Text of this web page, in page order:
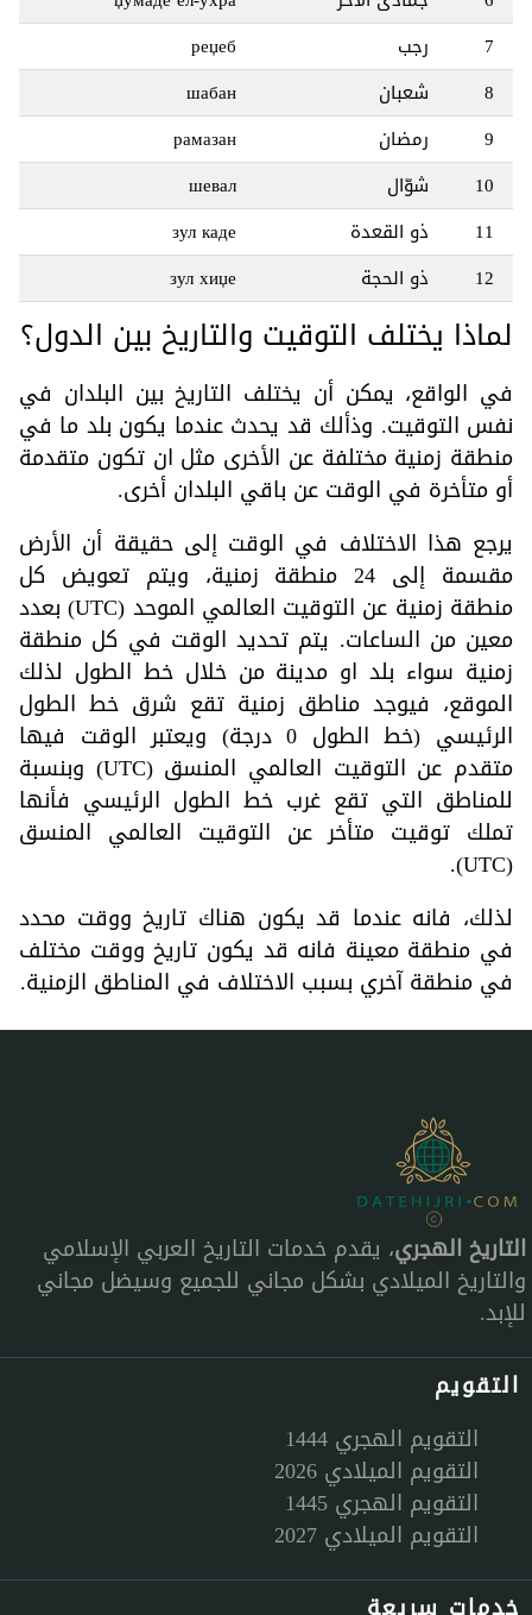
7
رجب
реџеб
8
شعبان
шабан
9
رمضان
рамазан
10
شوّال
шевал
11
ذو القعدة
зул каде
12
ذو الحجة зул хиџе
لماذا يختلف التوقيت والتاريخ بين الدول؟
في الواقع، يمكن أن يختلف التاريخ بين البلدان في
نفس التوقيت. وذألك قد يحدث عندما يكون بلد ما في
منطقة زمنية مختلفة عن الأخرى مثل ان تكون متقدمة
أو متأخرة في الوقت عن باقي البلدان أخرى.
يرجع هذا الاختلاف في الوقت إلى حقيقة أن الأرض
مقسمة إلى 24 منطقة زمنية، ويتم تعويض كل
منطقة زمنية عن التوقيت العالمي الموحد (UTC) بعدد
معين من الساعات. يتم تحديد الوقت في كل منطقة
زمنية سواء بلد او مدينة من خلال خط الطول لذلك
الموقع، فيوجد مناطق زمنية تقع شرق خط الطول
الرئيسي (خط الطول 0 درجة) ويعتبر الوقت فيها
متقدم عن التوقيت العالمي المنسق (UTC) وبنسبة
للمناطق التي تقع غرب خط الطول الرئيسي فأنها
تملك توقيت متأخر عن التوقيت العالمي المنسق
(UTC).
لذلك، فانه عندما قد يكون هناك تاريخ ووقت محدد
في منطقة معينة فانه قد يكون تاريخ ووقت مختلف
في منطقة آخري بسبب الاختلاف في المناطق الزمنية.
التاريخ الهجري، يقدم خدمات التاريخ العربي الإسلامي
والتاريخ الميلادي بشكل مجاني للجميع وسيضل مجاني
للإبد.
التقويم
التقويم الهجري 1444
التقويم الميلادي 2026
التقويم الهجري 1445
التقويم الميلادي 2027